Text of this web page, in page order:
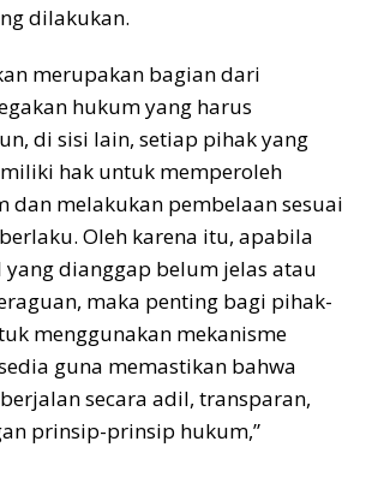
dilakukan.
merupakan bagian dari
hukum yang harus
di sisi lain, setiap pihak yang
hak untuk memperoleh
dan melakukan pembelaan sesuai
Oleh karena itu, apabila
dianggap belum jelas atau
maka penting bagi pihak-
menggunakan mekanisme
guna memastikan bahwa
secara adil, transparan,
prinsip-prinsip hukum,”